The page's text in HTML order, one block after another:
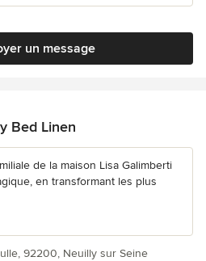
un message
Bed Linen
de la maison Lisa Galimberti
en transformant les plus
92200, Neuilly sur Seine